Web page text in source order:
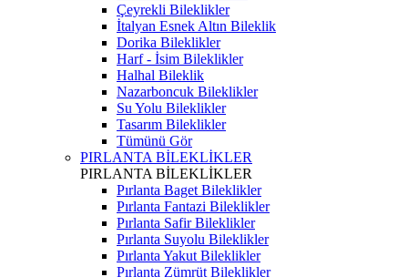
Çeyrekli Bileklikler
İtalyan Esnek Altın Bileklik
Dorika Bileklikler
Harf - İsim Bileklikler
Halhal Bileklik
Nazarboncuk Bileklikler
Su Yolu Bileklikler
Tasarım Bileklikler
Tümünü Gör
PIRLANTA BİLEKLİKLER
PIRLANTA BİLEKLİKLER
Pırlanta Baget Bileklikler
Pırlanta Fantazi Bileklikler
Pırlanta Safir Bileklikler
Pırlanta Suyolu Bileklikler
Pırlanta Yakut Bileklikler
Pırlanta Zümrüt Bileklikler